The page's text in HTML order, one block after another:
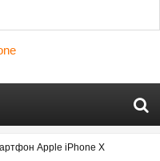
Apple iPhone X